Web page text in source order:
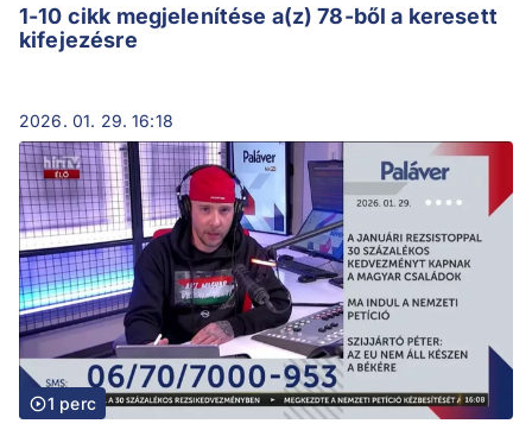
rádióműsor
1-10 cikk megjelenítése a(z) 78-ből a keresett
kifejezésre
2026. 01. 29. 16:18
1 perc